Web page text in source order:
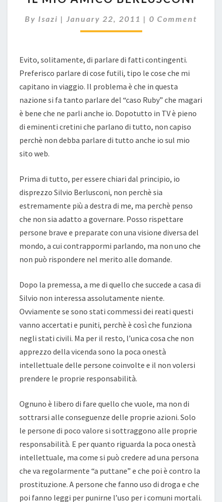
BERLUSCONI
By Isazi | January 22, 2011 | Comments
0 Comment
Evito, solitamente, di parlare di fatti contingenti.
Preferisco parlare di cose futili, tipo le cose che mi
capitano in viaggio. Il problema è che in questa
nazione si fa tanto parlare del “caso Ruby” che magari
è bene che ne parli anche io. Dopotutto in TV è pieno
di eminenti cretini che parlano di tutto, non capiso
perchè non debba parlare di tutto anche io sul mio
sito web.
Prima di tutto, per essere chiari dal principio, io
disprezzo Silvio Berlusconi, non perchè sia
estremamente più a destra di me, ma perchè penso
che non sia adatto a governare. Posso rispettare
persone brave e preparate con una visione diversa del
mondo, a cui contrappormi parlando, ma non uno che
non può rispondere nel merito alle domande.
Dopo la premessa, a me di quello che succede a casa di
Silvio non interessa assolutamente niente.
Ovviamente se sono stati commessi dei reati questi
vanno accertati e puniti, perchè è così che funziona
negli stati civili. Ma per il resto, l’unica cosa che non
apprezzo della vicenda sono la poca onestà
intellettuale delle persone coinvolte e il non volersi
prendere le proprie responsabilità.
Ognuno è libero di fare quello che vuole, ma non di
sottrarsi alle conseguenze delle proprie azioni. Solo
le persone di poco valore si sottraggono alle proprie
responsabilità. E per quanto riguarda la poca onestà
intellettuale, ma come si può credere ad una persona
che va regolarmente “a puttane” e che poi è contro la
prostituzione. A persone che fanno uso di droga e che
poi fanno leggi per punirne l’uso per i comuni mortali.